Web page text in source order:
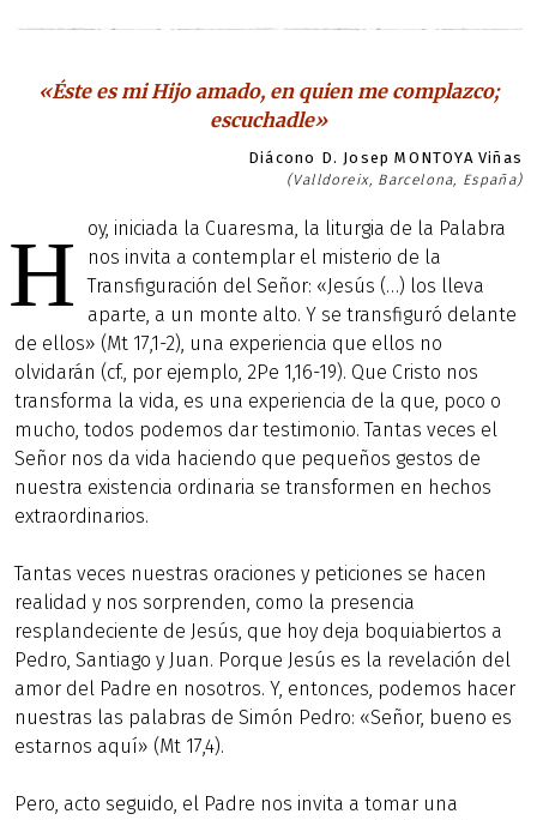
«Éste es mi Hijo amado, en quien me complazco;
escuchadle»
Diácono D. Josep MONTOYA Viñas
(Valldoreix, Barcelona, España)
H
oy, iniciada la Cuaresma, la liturgia de la Palabra
nos invita a contemplar el misterio de la
Transfiguración del Señor: «Jesús (…) los lleva
aparte, a un monte alto. Y se transfiguró delante
de ellos» (Mt 17,1-2), una experiencia que ellos no
olvidarán (cf., por ejemplo, 2Pe 1,16-19). Que Cristo nos
transforma la vida, es una experiencia de la que, poco o
mucho, todos podemos dar testimonio. Tantas veces el
Señor nos da vida haciendo que pequeños gestos de
nuestra existencia ordinaria se transformen en hechos
extraordinarios.
Tantas veces nuestras oraciones y peticiones se hacen
realidad y nos sorprenden, como la presencia
resplandeciente de Jesús, que hoy deja boquiabiertos a
Pedro, Santiago y Juan. Porque Jesús es la revelación del
amor del Padre en nosotros. Y, entonces, podemos hacer
nuestras las palabras de Simón Pedro: «Señor, bueno es
estarnos aquí» (Mt 17,4).
Pero, acto seguido, el Padre nos invita a tomar una